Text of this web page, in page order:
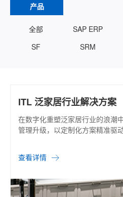
产品
全部 SAP ERP
SF
SRM
ITL 泛家居行业解决方案
在数字化重塑泛家居行业的浪潮
管理升级，以定制化方案精准驱
查看详情